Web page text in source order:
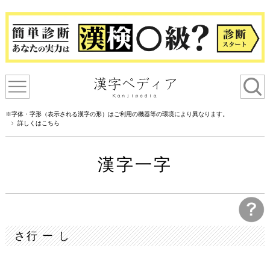
※字体・字形（表示される漢字の形）はご利用の機器等の環境により異なります。
詳しくはこちら
漢字一字
さ行 ー し